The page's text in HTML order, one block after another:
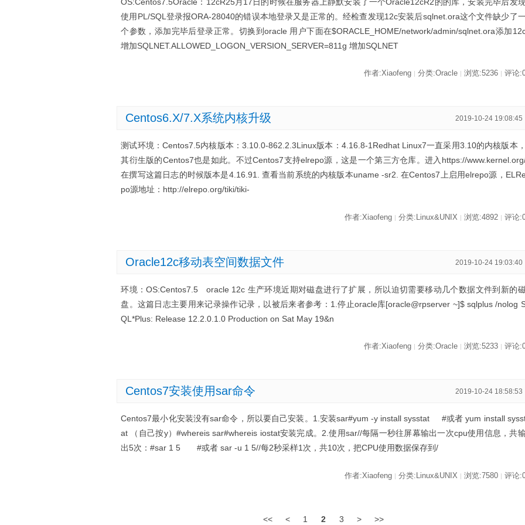
使用PL/SQL登录报ORA-28040的错误本地登录又是正常的。经检查发现12c安装后sqlnet.ora这个文件缺少了
个参数，添加完毕后登录正常。切换到oracle 用户下面在$ORACLE_HOME/network/admin/sqlnet.ora添加
增加SQLNET.ALLOWED_LOGON_VERSION_SERVER=811g 增加SQLNET
作者:Xiaofeng | 分类:Oracle | 浏览:5236 | 评论
Centos6.X/7.X系统内核升级 2019-10-24 19:08:45
测试环境：Centos7.5内核版本：3.10.0-862.2.3Linux版本：4.16.8-1Redhat Linux7一直采用3.10的内核版本，
其衍生版的Centos7也是如此。不过Centos7支持elrepo源，这是一个第三方仓库。进入https://
在撰写这篇日志的时候版本是4.16.91. 查看当前系统的内核版本uname -sr2. 在Centos7上启用elrepo源，ELRe
po源地址：http://elrepo.org/tiki/tiki-
作者:Xiaofeng | 分类:Linux&UNIX | 浏览:4892 | 评论
Oracle12c移动表空间数据文件 2019-10-24 19:03:40
环境：OS:Centos7.5 oracle 12c 生产环境近期对磁盘进行了扩展，所以迫切需要移动几个数据文件到新的
盘。这篇日志主要用来记录操作记录，以被后来者参考：1.停止oracle库[oracle@rpserver ~]$ sqlplus /nolog
QL*Plus: Release 12.2.0.1.0 Production on Sat May 19&n
作者:Xiaofeng | 分类:Oracle | 浏览:5233 | 评论
Centos7安装使用sar命令 2019-10-24 18:58:53
Centos7最小化安装没有sar命令，所以要自己安装。1.安装sar#yum -y install sysstat #或者 yum install
at （自己按y）#whereis sar#whereis iostat安装完成。2.使用sar//每隔一秒往屏幕输出一次cpu使用信息，共
出5次：#sar 1 5 #或者 sar -u 1 5//每2秒采样1次，共10次，把CPU使用数据保存到/
作者:Xiaofeng | 分类:Linux&UNIX | 浏览:7580 | 评论
<< < 1 2 3 > >>